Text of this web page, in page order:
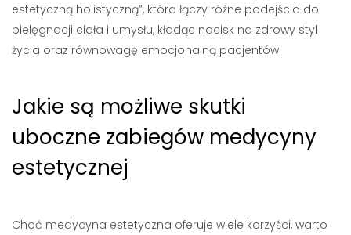
estetyczną holistyczną”, która łączy różne podejścia do
pielęgnacji ciała i umysłu, kładąc nacisk na zdrowy styl
życia oraz równowagę emocjonalną pacjentów.
Jakie są możliwe skutki
uboczne zabiegów medycyny
estetycznej
Choć medycyna estetyczna oferuje wiele korzyści, warto